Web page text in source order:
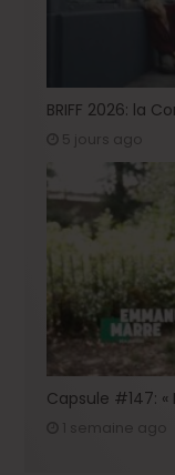
BRIFF 2026: la
5 jours ago
Capsule #147: «